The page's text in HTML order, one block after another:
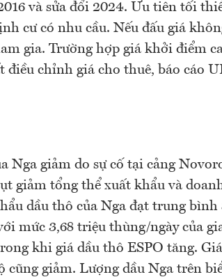
và sửa đổi 2024. Ưu tiên tối
cư có nhu cầu. Nếu đấu giá
gia. Trường hợp giá khởi điểm
điều chỉnh giá cho thuê, báo cáo
Nga giảm do sự cố tại cảng
giảm tổng thể xuất khẩu và
dầu thô của Nga đạt trung bình
mức 3,68 triệu thùng/ngày của
khi giá dầu thô ESPO tăng.
cũng giảm. Lượng dầu Nga trên